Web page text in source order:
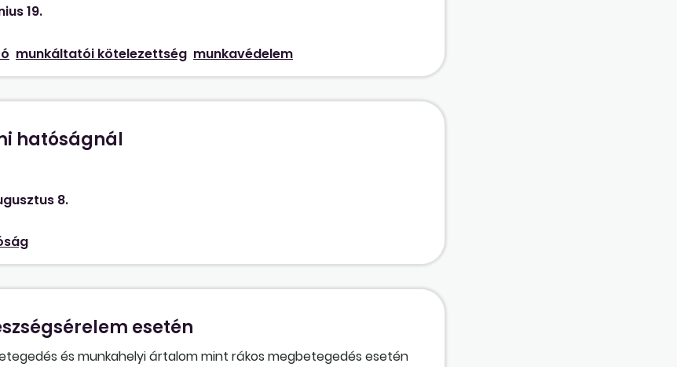
19.
munkáltatói kötelezettség munkavédelem
hatóságnál
hogy ittasan dolgoznak egy építkezésen?
8.
esetén
és munkahelyi ártalom mint rákos megbetegedés esetén